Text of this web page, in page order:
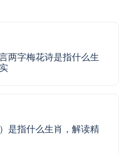
两字梅花诗是指什么生
是指什么生肖，解读精